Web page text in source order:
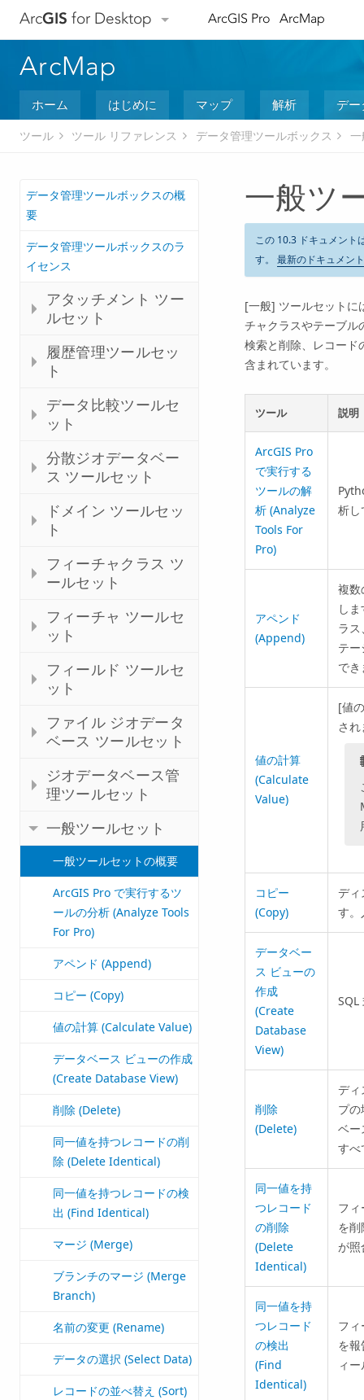
ArcGIS for Desktop ArcGIS Pro ArcMap
ArcMap
ホーム はじめに マップ 解析 デ
ツール ツール リファレンス データ管理ツールボックス
データ管理ツールボックスの概
要
データ管理ツールボックスのラ
イセンス
アタッチメント ツー
ルセット
履歴管理ツールセッ
ト
データ比較ツールセ
ット
分散ジオデータベー
ス ツールセット
ドメイン ツールセッ
ト
フィーチャクラス ツ
ールセット
フィーチャ ツールセ
ット
フィールド ツールセ
ット
ファイル ジオデータ
ベース ツールセット
ジオデータベース管
理ツールセット
一般ツールセット
一般ツールセットの概要
ArcGIS Pro で実行するツ
ールの分析 (Analyze Tools
For Pro)
アペンド (Append)
コピー (Copy)
値の計算 (Calculate Value)
データベース ビューの作成
(Create Database View)
削除 (Delete)
同一値を持つレコードの削
除 (Delete Identical)
同一値を持つレコードの検
出 (Find Identical)
マージ (Merge)
ブランチのマージ (Merge
Branch)
名前の変更 (Rename)
データの選択 (Select Data)
レコードの並べ替え (Sort)
一般ツ
この 10.3 ドキュメント
す。 最新のドキュメン
[一般] ツールセットに
チャクラスやテーブル
検索と削除、レコー
含まれています。
ツール 説明
ArcGIS Pro
で実行する
ツールの解
析 (Analyze
Tools For
Pro)
析し
アペンド
(Append)
複数
し
ラ
テ
でき
値の計算
(Calculate
Value)
[値
さ
コピー
(Copy)
ディ
す。
データベー
ス ビューの
作成
(Create
Database
View)
SQL
削除
(Delete)
ディ
プ
ベー
すべ
同一値を持
つレコード
の削除
(Delete
Identical)
フ
を
が
同一値を持
つレコード
の検出
(Find
Identical)
フ
を
ィ